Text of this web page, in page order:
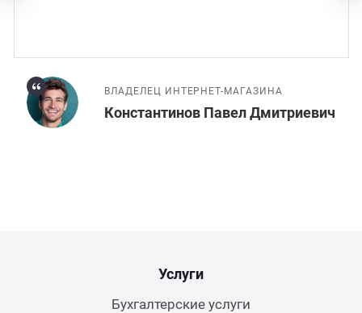
ВЛАДЕЛЕЦ ИНТЕРНЕТ-МАГАЗИНА
Константинов Павел Дмитриевич
Услуги
Бухгалтерские услуги